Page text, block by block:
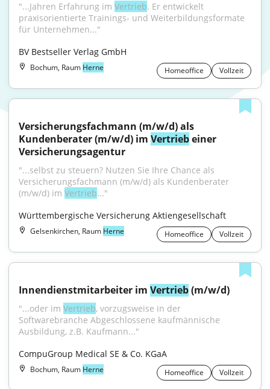
"...Jahren Erfahrung im Vertrieb. Er entwickelt
praxisorientierte Trainings- und Weiterbildungsformate
für Unternehmen..."
BV Bestseller Verlag GmbH
Bochum, Raum Herne Homeoffice Vollzeit
Versicherungsfachmann (m/w/d) als
Kundenberater (m/w/d) im Vertrieb einer
Versicherungsagentur
"...selbst zu steuern? Nutzen Sie Ihre Chance als
Versicherungsfachmann (m/w/d) als Kundenberater
(m/w/d) im Vertrieb..."
Württembergische Versicherung Aktiengesellschaft
Gelsenkirchen, Raum Herne Homeoffice Vollzeit
Innendienstmitarbeiter im Vertrieb (m/w/d)
"...oder im Vertrieb, vorzugsweise in der
Softwarebranche Abgeschlossene kaufmännische
Ausbildung, z.B. Kaufmann..."
CompuGroup Medical SE & Co. KGaA
Bochum, Raum Herne Homeoffice Vollzeit